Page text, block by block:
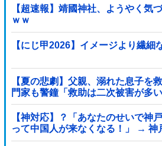
【超速報】靖國神社、ようやく気
ｗｗ
【にじ甲2026】イメージより繊細
【夏の悲劇】父親、溺れた息子を
門家も警鐘「救助は二次被害が多い
【神対応】？「あなたのせいで神
って中国人が来なくなる！」 → 神
ｗｗｗｗｗｗｗｗｗｗｗｗ